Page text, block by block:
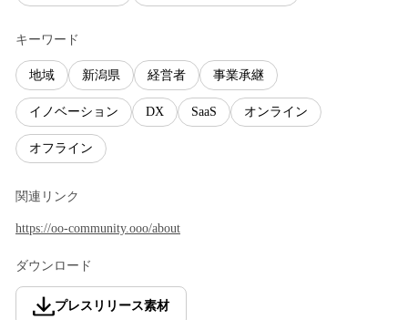
キーワード
地域 新潟県 経営者 事業承継
イノベーション DX SaaS オンライン
オフライン
関連リンク
https://oo-community.ooo/about
ダウンロード
プレスリリース素材